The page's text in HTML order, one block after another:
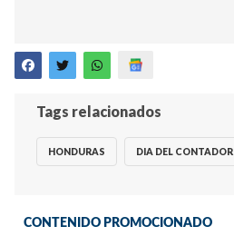
Tags relacionados
HONDURAS DIA DEL CONTADOR